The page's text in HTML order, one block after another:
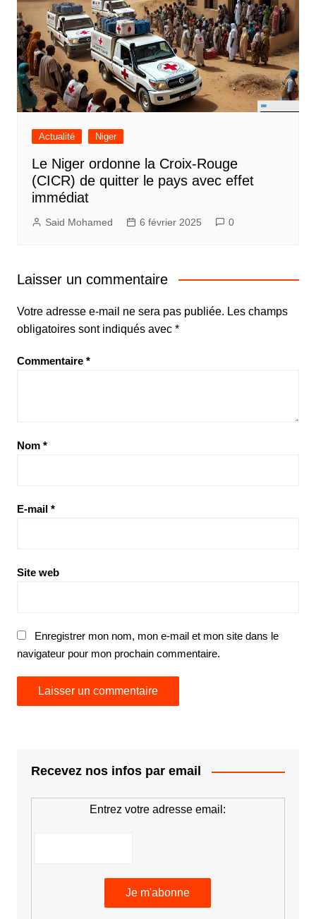
Actualité Niger
Le Niger ordonne la Croix-Rouge
(CICR) de quitter le pays avec effet
immédiat
Said Mohamed 6 février 2025 0
Laisser un commentaire
Votre adresse e-mail ne sera pas publiée. Les champs
obligatoires sont indiqués avec *
Commentaire *
Nom *
E-mail *
Site web
Enregistrer mon nom, mon e-mail et mon site dans le
navigateur pour mon prochain commentaire.
Recevez nos infos par email
Entrez votre adresse email: